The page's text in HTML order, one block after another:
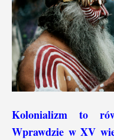
Kolonializm to
Wprawdzie w XV